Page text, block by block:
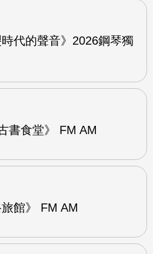
代的聲音》2026鋼琴獨
書食堂》 FM AM
館》 FM AM